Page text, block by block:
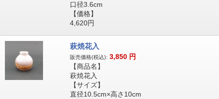
口径3.6cm
【価格】
4,620円
萩焼花入
販売価格(税込): 3,850 円
【商品名】
萩焼花入
【サイズ】
直径10.5cm×高さ10cm